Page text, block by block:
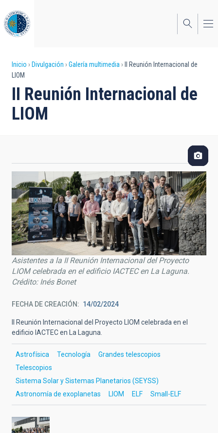
al
contenido
principal
Sobrescribir
enlaces
de
ayuda
navegación
Inicio Divulgación Galería multimedia
II Reunión Internacional de
LIOM
II Reunión Internacional de
LIOM
Asistentes a la II Reunión Internacional del Proyecto
LIOM celebrada en el edificio IACTEC en La Laguna.
Crédito: Inés Bonet
FECHA DE CREACIÓN 14/02/2024
II Reunión Internacional del Proyecto LIOM celebrada en el
edificio IACTEC en La Laguna.
Astrofísica Tecnología
Grandes telescopios
Telescopios
Sistema Solar y Sistemas Planetarios (SEYSS)
Astronomía de exoplanetas
LIOM ELF Small-ELF